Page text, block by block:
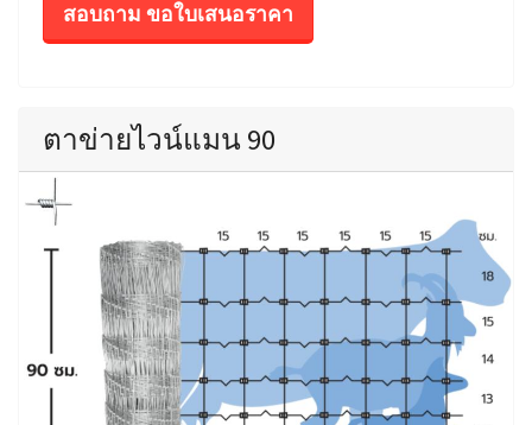
สอบถาม ขอใบเสนอราคา
ตาข่ายไวน์แมน 90